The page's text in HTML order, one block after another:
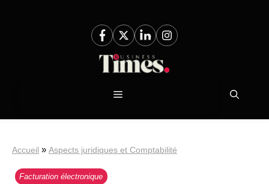
Menu
Accueil » Aspects juridiques et Comptabilité
Facturation électronique